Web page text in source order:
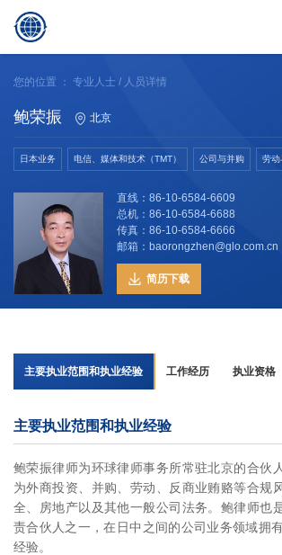
日本語
您的位置 ： 专业人士 / 人员详情
鲍荣振 北京
日本业务 电信、媒体和技术（TMT） 公司与并购 劳动
直线：86-10-6584-6609
总机：86-10-6584-6688
传真：86-10-6584-6666
邮箱：baorongzhen@glo.com.cn
简历下载
主要执业范围和执业经验 工作经历 执业资格
主要执业范围和执业经验
鲍荣振律师为环球律师事务所常驻北京的合伙
为外商投资、并购、劳动、反商业贿赂等合规
全、房地产以及其他一般公司法务。鲍律师也
责合伙人之一，在日中之间的公司业务领域拥
经验。